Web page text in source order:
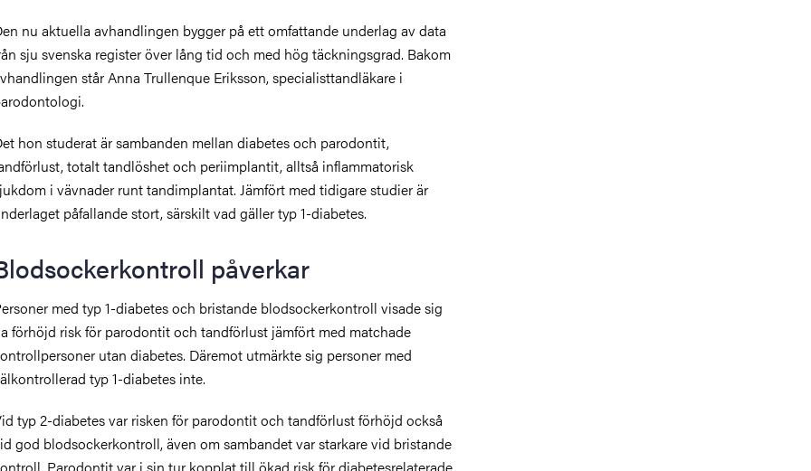
nu aktuella avhandlingen bygger på ett omfattande underlag av data
sju svenska register över lång tid och med hög täckningsgrad. Bakom
står Anna Trullenque Eriksson, specialisttandläkare i
hon studerat är sambanden mellan diabetes och parodontit,
totalt tandlöshet och periimplantit, alltså inflammatorisk
i vävnader runt tandimplantat. Jämfört med tidigare studier är
påfallande stort, särskilt vad gäller typ 1-diabetes.
påverkar
med typ 1-diabetes och bristande blodsockerkontroll visade sig
förhöjd risk för parodontit och tandförlust jämfört med matchade
utan diabetes. Däremot utmärkte sig personer med
typ 1-diabetes inte.
typ 2-diabetes var risken för parodontit och tandförlust förhöjd också
god blodsockerkontroll, även om sambandet var starkare vid bristande
Parodontit var i sin tur kopplat till ökad risk för diabetesrelaterade